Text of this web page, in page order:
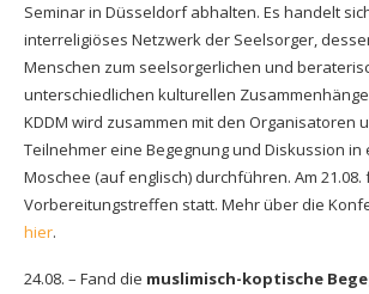
Seminar in Düsseldorf abhalten. Es handelt
interreligiöses Netzwerk der Seelsorger,
Menschen zum seelsorgerlichen und
unterschiedlichen kulturellen
KDDM wird zusammen mit den Organisatoren
Teilnehmer eine Begegnung und Diskussion
Moschee (auf englisch) durchführen. Am 21.08.
Vorbereitungstreffen statt. Mehr über die
hier.
24.08. – Fand die muslimisch-koptische